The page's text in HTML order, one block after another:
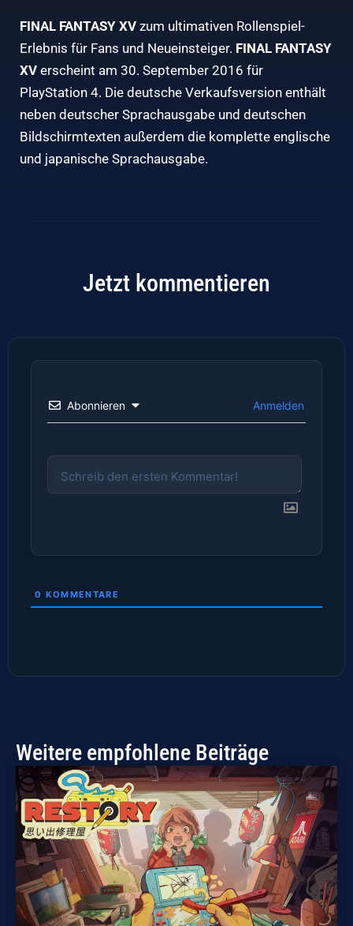
FINAL FANTASY XV zum ultimativen Rollenspiel-
Erlebnis für Fans und Neueinsteiger. FINAL FANTASY
XV erscheint am 30. September 2016 für
PlayStation 4. Die deutsche Verkaufsversion enthält
neben deutscher Sprachausgabe und deutschen
Bildschirmtexten außerdem die komplette englische
und japanische Sprachausgabe.
Jetzt kommentieren
Abonnieren Anmelden
0 KOMMENTARE
Weitere empfohlene Beiträge